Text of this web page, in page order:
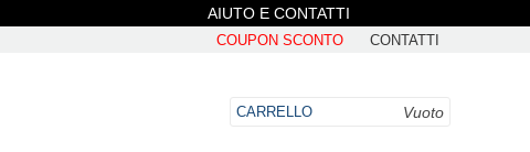
AIUTO E CONTATTI
COUPON SCONTO CONTATTI
CARRELLO Vuoto